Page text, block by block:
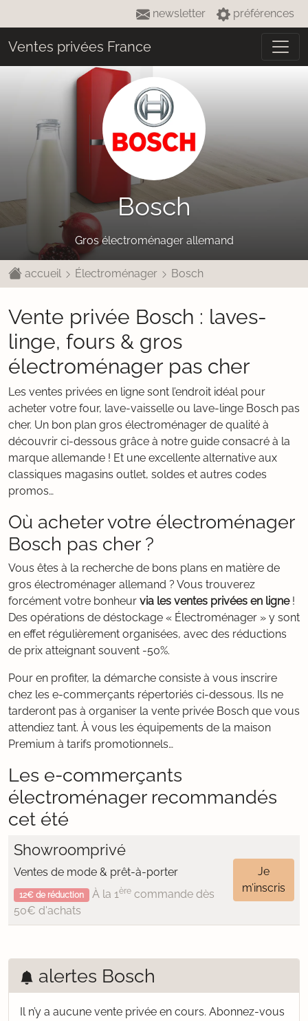
newsletter préférences
Ventes privées France
Bosch
Gros électroménager allemand
accueil Électroménager Bosch
Vente privée Bosch : laves-
linge, fours & gros
électroménager pas cher
Les ventes privées en ligne sont l’endroit idéal pour
acheter votre four, lave-vaisselle ou lave-linge Bosch pas
cher. Un bon plan gros électroménager de qualité à
découvrir ci-dessous grâce à notre guide consacré à la
marque allemande ! Et une excellente alternative aux
classiques magasins outlet, soldes et autres codes
promos…
Où acheter votre électroménager
Bosch pas cher ?
Vous êtes à la recherche de bons plans en matière de
gros électroménager allemand ? Vous trouverez
forcément votre bonheur via les ventes privées en ligne!
Des opérations de déstockage « Électroménager » y sont
en effet régulièrement organisées, avec des réductions
de prix atteignant souvent -50%.
Pour en profiter, la démarche consiste à vous inscrire
chez les e-commerçants répertoriés ci-dessous. Ils ne
tarderont pas à organiser la vente privée Bosch que vous
attendiez tant. À vous les équipements de la maison
Premium à tarifs promotionnels…
Les e-commerçants
électroménager recommandés
cet été
Showroomprivé
Ventes de mode & prêt-à-porter
12€ de réduction À la 1èrecommande dès
50€ d'achats
Je
m’inscris
alertes Bosch
Il n’y a aucune vente privée en cours. Abonnez-vous